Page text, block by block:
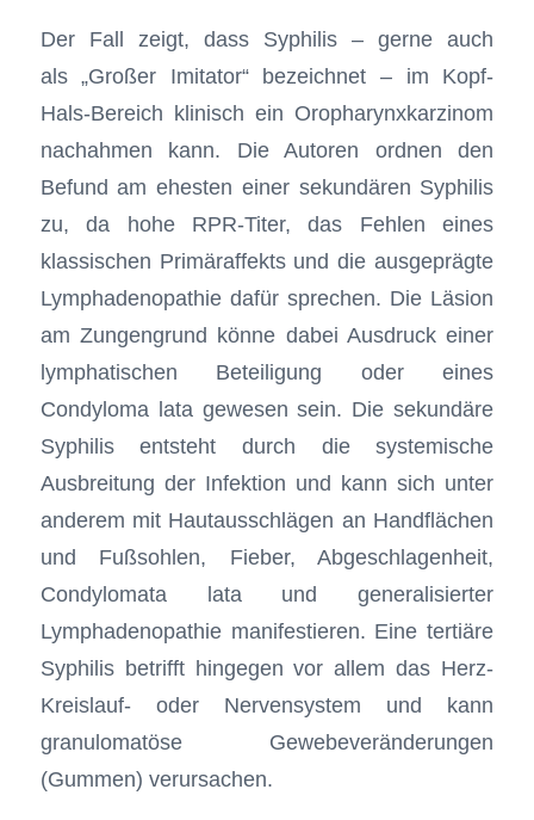
Der Fall zeigt, dass Syphilis – gerne auch
als „Großer Imitator“ bezeichnet – im Kopf-
Hals-Bereich klinisch ein Oropharynxkarzinom
nachahmen kann. Die Autoren ordnen den
Befund am ehesten einer sekundären Syphilis
zu, da hohe RPR-Titer, das Fehlen eines
klassischen Primäraffekts und die ausgeprägte
Lymphadenopathie dafür sprechen. Die Läsion
am Zungengrund könne dabei Ausdruck einer
lymphatischen Beteiligung oder eines
Condyloma lata gewesen sein. Die sekundäre
Syphilis entsteht durch die systemische
Ausbreitung der Infektion und kann sich unter
anderem mit Hautausschlägen an Handflächen
und Fußsohlen, Fieber, Abgeschlagenheit,
Condylomata lata und generalisierter
Lymphadenopathie manifestieren. Eine tertiäre
Syphilis betrifft hingegen vor allem das Herz-
Kreislauf- oder Nervensystem und kann
granulomatöse Gewebeveränderungen
(Gummen) verursachen.